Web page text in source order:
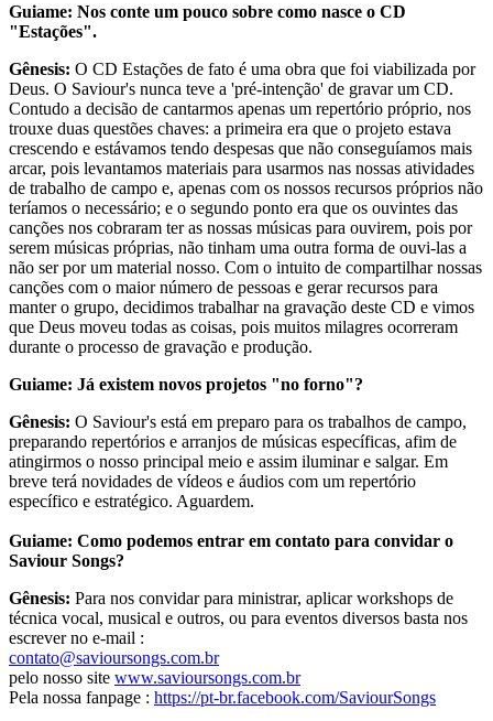
Guiame: Nos conte um pouco sobre como nasce o CD
"Estações".
Gênesis: O CD Estações de fato é uma obra que foi viabilizada por
Deus. O Saviour's nunca teve a 'pré-intenção' de gravar um CD.
Contudo a decisão de cantarmos apenas um repertório próprio, nos
trouxe duas questões chaves: a primeira era que o projeto estava
crescendo e estávamos tendo despesas que não conseguíamos mais
arcar, pois levantamos materiais para usarmos nas nossas atividades
de trabalho de campo e, apenas com os nossos recursos próprios não
teríamos o necessário; e o segundo ponto era que os ouvintes das
canções nos cobraram ter as nossas músicas para ouvirem, pois por
serem músicas próprias, não tinham uma outra forma de ouvi-las a
não ser por um material nosso. Com o intuito de compartilhar nossas
canções com o maior número de pessoas e gerar recursos para
manter o grupo, decidimos trabalhar na gravação deste CD e vimos
que Deus moveu todas as coisas, pois muitos milagres ocorreram
durante o processo de gravação e produção.
Guiame: Já existem novos projetos "no forno"?
Gênesis: O Saviour's está em preparo para os trabalhos de campo,
preparando repertórios e arranjos de músicas específicas, afim de
atingirmos o nosso principal meio e assim iluminar e salgar. Em
breve terá novidades de vídeos e áudios com um repertório
específico e estratégico. Aguardem.
Guiame: Como podemos entrar em contato para convidar o
Saviour Songs?
Gênesis: Para nos convidar para ministrar, aplicar workshops de
técnica vocal, musical e outros, ou para eventos diversos basta nos
escrever no e-mail :
contato@savioursongs.com.br
pelo nosso site www.savioursongs.com.br
Pela nossa fanpage : https://pt-br.facebook.com/SaviourSongs